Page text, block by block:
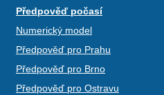
Předpověď počasí
Numerický model
Předpověď pro Prahu
Předpověď pro Brno
Předpověď pro Ostravu